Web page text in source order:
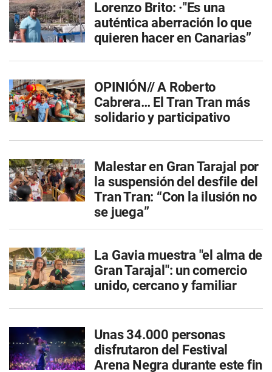
Lorenzo Brito: ·"Es una
auténtica aberración lo que
quieren hacer en Canarias”
OPINIÓN// A Roberto
Cabrera… El Tran Tran más
solidario y participativo
Malestar en Gran Tarajal por
la suspensión del desfile del
Tran Tran: “Con la ilusión no
se juega”
La Gavia muestra "el alma de
Gran Tarajal": un comercio
unido, cercano y familiar
Unas 34.000 personas
disfrutaron del Festival
Arena Negra durante este fin